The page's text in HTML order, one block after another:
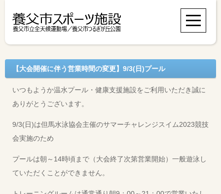
【大会開催に伴う営業時間の変更】9/3(日)プール
いつもようか温水プール・健康支援施設をご利用いただき誠に
ありがとうございます。
9/3(日)は但馬水泳協会主催のサマーチャレンジスイム2023競技
会実施のため
プールは朝～14時頃まで（大会終了次第営業開始）一般遊泳し
ていただくことができません。